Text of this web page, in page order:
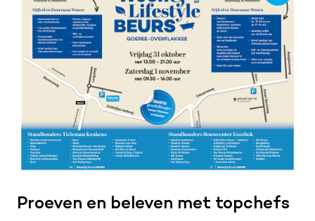
info@tieleman.nl
09:00 – 17:00
09:00 – 17:00
WO
09:00 – 17:00
DO
09:00 – 17:00
VR
09:00 – 21:00
ZO
Gesloten
Proeven en beleven met topchefs